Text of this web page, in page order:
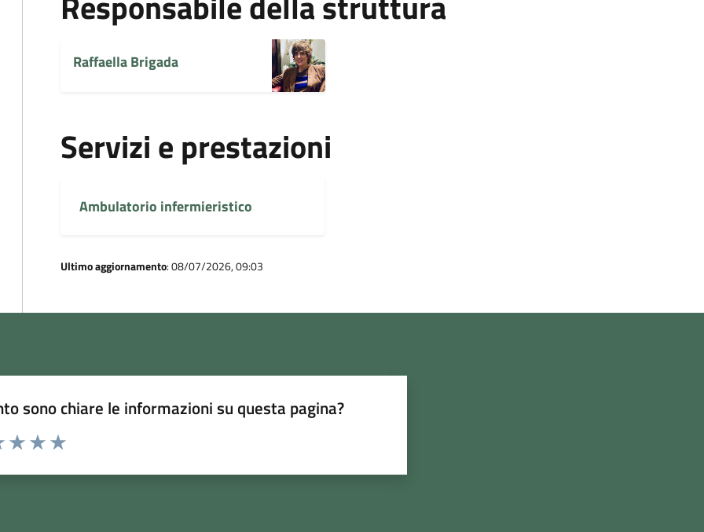
Raffaella Brigada
Servizi e prestazioni
Ambulatorio infermieristico
Ultimo aggiornamento: 08/07/2026, 09:03
sono chiare le informazioni su questa pagina?